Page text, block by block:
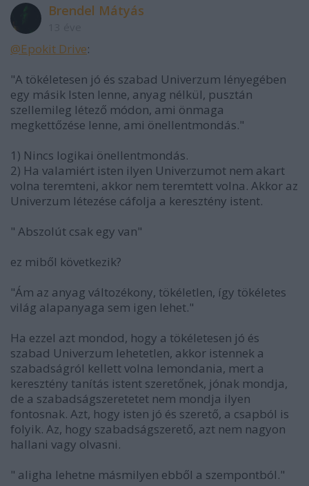
Brendel Mátyás
@Epokit Drive:
"A tökéletesen jó és szabad Univerzum lényegében
egy másik Isten lenne, anyag nélkül, pusztán
szellemileg létező módon, ami önmaga
megkettőzése lenne, ami önellentmondás."
1) Nincs logikai önellentmondás.
2) Ha valamiért isten ilyen Univerzumot nem akart
volna teremteni, akkor nem teremtett volna. Akkor az
Univerzum létezése cáfolja a keresztény istent.
" Abszolút csak egy van"
ez miből következik?
"Ám az anyag változékony, tökéletlen, így tökéletes
világ alapanyaga sem igen lehet."
Ha ezzel azt mondod, hogy a tökéletesen jó és
szabad Univerzum lehetetlen, akkor istennek a
szabadságról kellett volna lemondania, mert a
keresztény tanítás istent szeretőnek, jónak mondja,
de a szabadságszeretetet nem mondja ilyen
fontosnak. Azt, hogy isten jó és szerető, a csapból is
folyik. Az, hogy szabadságszerető, azt nem nagyon
hallani vagy olvasni.
" aligha lehetne másmilyen ebből a szempontból."